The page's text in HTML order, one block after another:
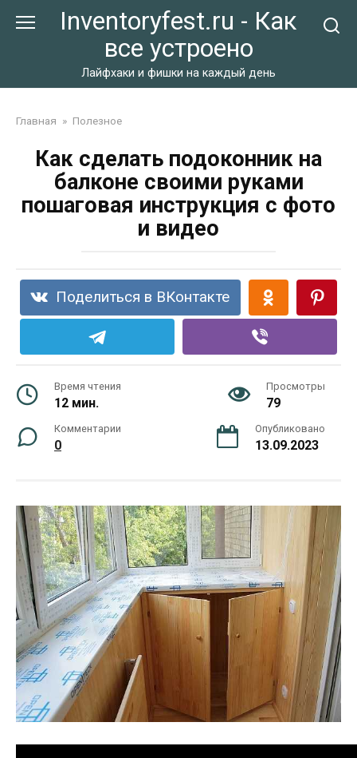
Inventoryfest.ru - Как
все устроено
Лайфхаки и фишки на каждый день
Главная » Полезное
Как сделать подоконник на
балконе своими руками
пошаговая инструкция с фото
и видео
Поделиться в ВКонтакте
Время чтения
12 мин.
Просмотры
79
Комментарии
0
Опубликовано
13.09.2023